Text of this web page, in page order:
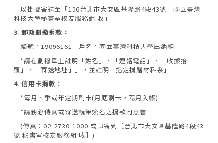
以掛號寄送至「106台北市大安區基隆路4段43號 國立臺灣
科技大學秘書室校友服務組 收」
3. 郵政劃撥捐款：
帳號：19096161 戶名：國立臺灣科技大學出納組
*請在劃撥單上註明「姓名」、「連絡電話」、「收據抬
頭」、「寄送地址」」，並註明「指定捐贈材料系」
4. 信用卡捐款：
*每月、季或年定期刷卡(月底刷卡，隔月入帳)
*請務必傳真或寄送親筆簽名之捐款同意書
(傳真：02-2730-1000 或郵寄到［台北市大安區基隆路4段43
號 秘書室校友服務組 收］)